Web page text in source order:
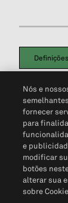
Política de
Não Venda
Nós e
fornecer
para
e
modificar
botões
alterar sua
sobre